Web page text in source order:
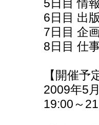
5日目 情
6日目 出
7日目 企
8日目 仕
【開催予
2009年5
19:00～